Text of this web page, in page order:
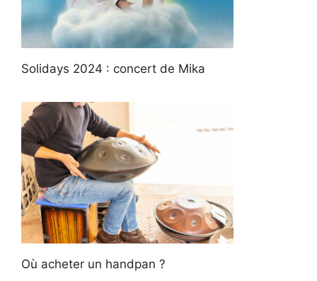
Solidays 2024 : concert de Mika
Où acheter un handpan ?